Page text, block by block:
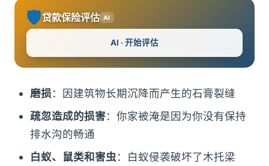
🛡️贷款保险评估 AI
AI · 开始评估
磨损：因建筑物长期沉降而产生的石膏裂缝
疏忽造成的损害：你家被淹是因为你没有保持
排水沟的畅通
白蚁、鼠类和害虫 ：白蚁侵袭破坏了木托梁